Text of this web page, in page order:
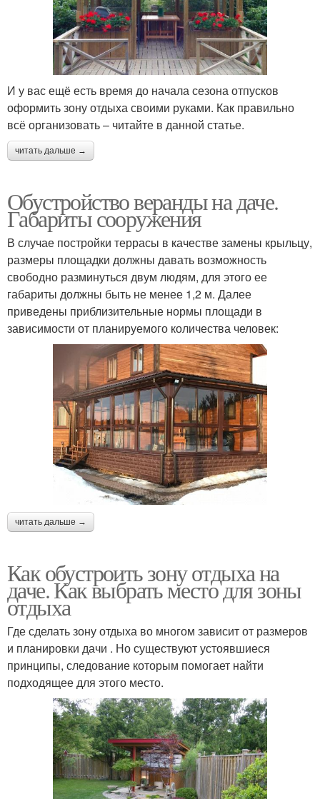
И у вас ещё есть время до начала сезона отпусков
оформить зону отдыха своими руками. Как правильно
всё организовать – читайте в данной статье.
читать дальше →
Обустройство веранды на даче.
Габариты сооружения
В случае постройки террасы в качестве замены крыльцу,
размеры площадки должны давать возможность
свободно разминуться двум людям, для этого ее
габариты должны быть не менее 1,2 м. Далее
приведены приблизительные нормы площади в
зависимости от планируемого количества человек:
читать дальше →
Как обустроить зону отдыха на
даче. Как выбрать место для зоны
отдыха
Где сделать зону отдыха во многом зависит от размеров
и планировки дачи . Но существуют устоявшиеся
принципы, следование которым помогает найти
подходящее для этого место.